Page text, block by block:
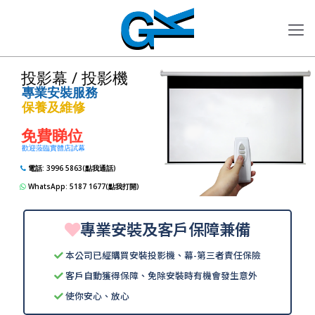
保養及維修
投影幕 / 投影機
專業安裝服務
免費睇位
歡迎蒞臨實體店試幕
電話: 3996 5863(點我通話)
WhatsApp: 5187 1677(點我打開)
專業安裝及客戶保障兼備
本公司已經購買安裝投影機、幕-第三者責任保險
客戶自動獲得保障、免除安裝時有機會發生意外
使你安心、放心